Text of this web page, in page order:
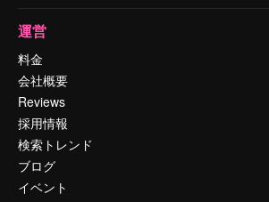
運営
料金
会社概要
Reviews
採用情報
検索トレンド
ブログ
イベント